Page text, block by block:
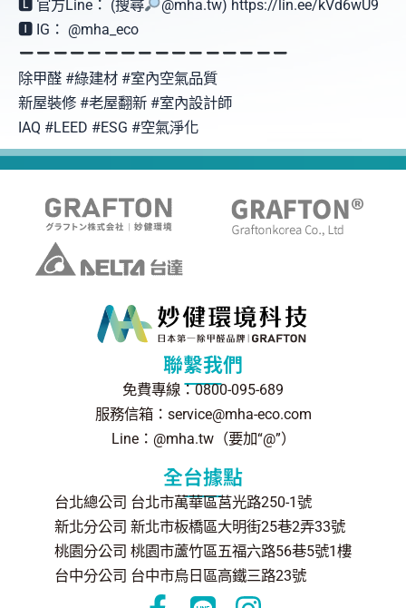
🅻 官方Line： (搜尋
@mha.tw) https://lin.ee/kVd6wU9
🅸 IG： @mha_eco
除甲醛 #綠建材 #室內空氣品質
新屋裝修 #老屋翻新 #室內設計師
IAQ #LEED #ESG #空氣淨化
聯繫我們
免費專線：0800-095-689
服務信箱：service@mha-eco.com
Line：@mha.tw（要加“@”）
全台據點
台北總公司 台北市萬華區莒光路250-1號
新北分公司 新北市板橋區大明街25巷2弄33號
桃園分公司 桃園市蘆竹區五福六路56巷5號1樓
台中分公司 台中市烏日區高鐵三路23號